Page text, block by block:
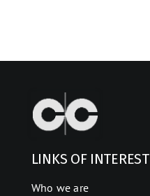
LINKS OF INTEREST
Who we are